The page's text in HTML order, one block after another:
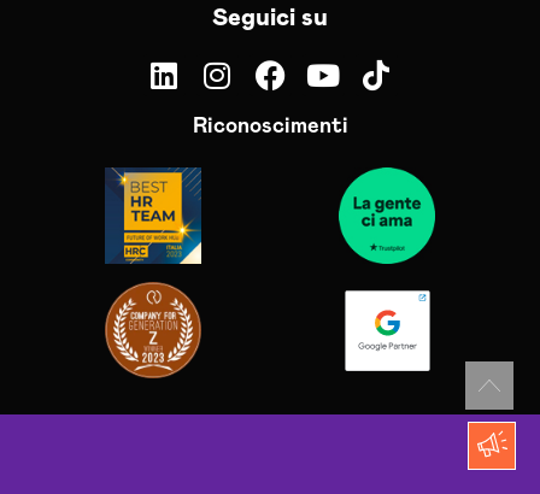
Seguici su
Riconoscimenti